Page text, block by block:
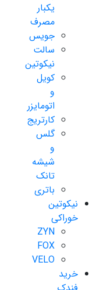
یکبار
مصرف
جویس
سالت
نیکوتین
کویل
و
اتومایزر
کارتریج
گلس
و
شیشه
تانک
باتری
نیکوتین
خوراکی
ZYN
FOX
VELO
خرید